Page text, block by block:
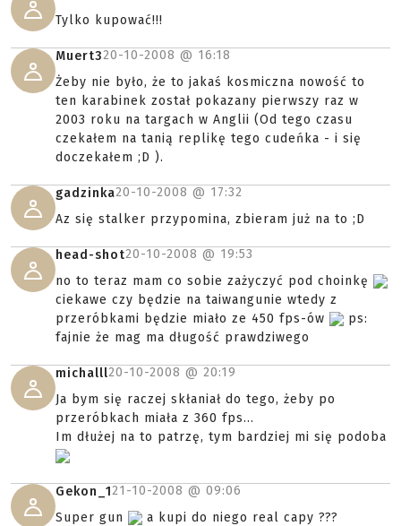
Tylko kupować!!!
Muert320-10-2008 @ 16:18
Żeby nie było, że to jakaś kosmiczna nowość to
ten karabinek został pokazany pierwszy raz w
2003 roku na targach w Anglii (Od tego czasu
czekałem na tanią replikę tego cudeńka - i się
doczekałem ;D ).
gadzinka20-10-2008 @ 17:32
Az się stalker przypomina, zbieram już na to ;D
head-shot20-10-2008 @ 19:53
no to teraz mam co sobie zażyczyć pod choinkę
ciekawe czy będzie na taiwangunie wtedy z
przeróbkami będzie miało ze 450 fps-ów
ps:
fajnie że mag ma długość prawdziwego
michalll20-10-2008 @ 20:19
Ja bym się raczej skłaniał do tego, żeby po
przeróbkach miała z 360 fps...
Im dłużej na to patrzę, tym bardziej mi się podoba
Gekon_121-10-2008 @ 09:06
Super gun
a kupi do niego real capy ???